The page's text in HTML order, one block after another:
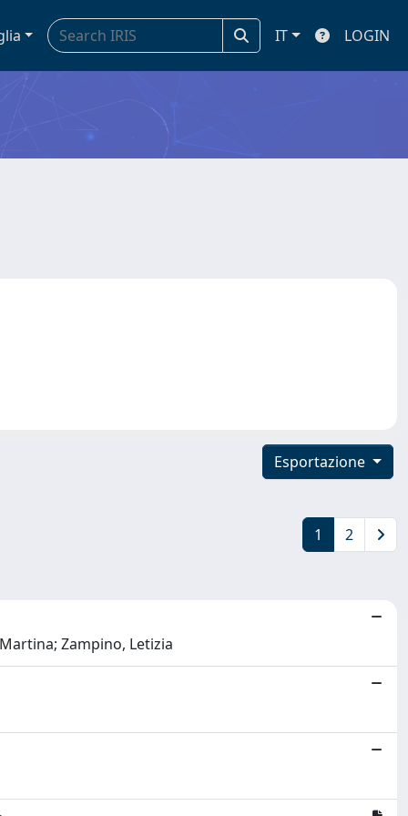
IT LOGIN
Esportazione
1 2
Zampino, Letizia